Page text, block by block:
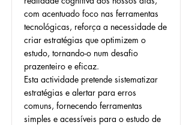
com acentuado foco nas ferramentas
tecnológicas, reforça a necessidade de
criar estratégias que optimizem o
estudo, tornando-o num desafio
prazenteiro e eficaz.
Esta actividade pretende sistematizar
estratégias e alertar para erros
comuns, fornecendo ferramentas
simples e acessíveis para o estudo de